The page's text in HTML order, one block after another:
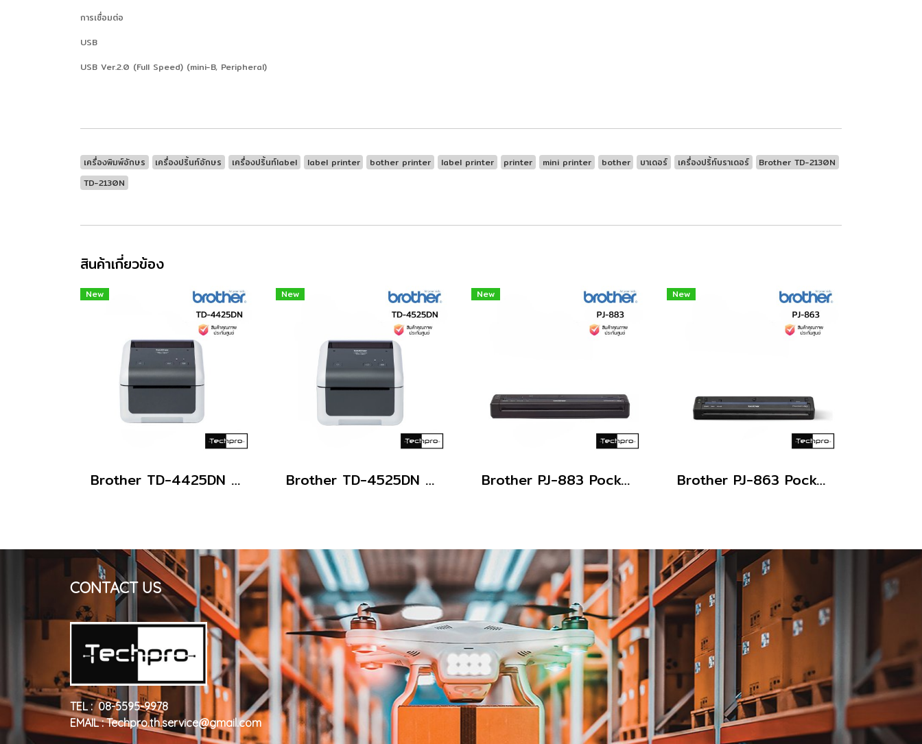
การเชื่อมต่อ
USB
USB Ver.2.0 (Full Speed) (mini-B, Peripheral)
เครื่องพิมพ์อักษร เครื่องปริ้นท์อักษร เครื่องปริ้นท์label label printer bother printer label printer printer mini printer bother บาเดอร์ เครื่องปริ้ท์บราเดอร์
Brother TD-2130N
TD-2130N
สินค้าเกี่ยวข้อง
New
Brother TD-4425DN Direct Thermal Label Printer 4 นิ้ว LAN USB Type-C เครื่องพิมพ์ฉลากบาร์โค้ดสำหรับคลังสินค้าและขนส่ง
New
Brother TD-4525DN Direct Thermal Label Printer 300 dpi LAN USB Type-C เครื่องพิมพ์ฉลากบาร์โค้ด 4 นิ้ว
New
Brother PJ-883 PocketJet A4 Mobile Printer Direct Thermal Wi-Fi Bluetooth AirPrint USB Type-C เครื่องพิมพ์พกพา A4
New
Brother PJ-863 PocketJet A4 Mobile Printer Direct Thermal Bluetooth USB Type-C เครื่องพิมพ์พกพา A4
CONTACT US
TEL : 08-5595-9978
EMAIL : Techpro.th.service@gmail.com